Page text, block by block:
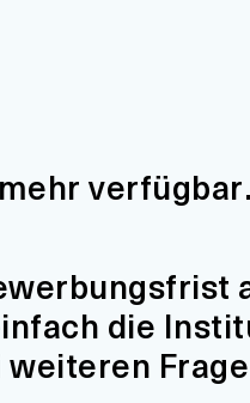
verfügbar.
die